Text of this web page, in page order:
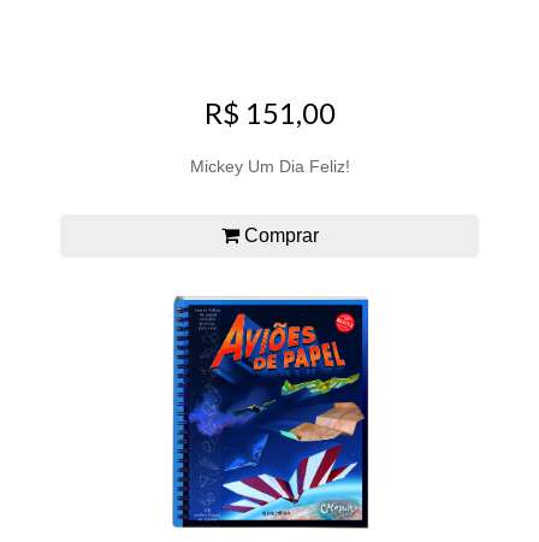
R$ 151,00
Mickey Um Dia Feliz!
Comprar